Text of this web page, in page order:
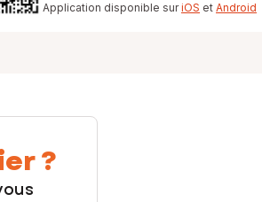
Application disponible suriOS et Android
?